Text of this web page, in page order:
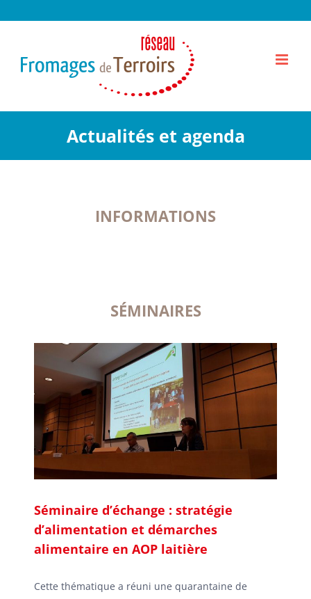
Actualités et agenda
INFORMATIONS
SÉMINAIRES
Séminaire d’échange : stratégie
d’alimentation et démarches
alimentaire en AOP laitière
Cette thématique a réuni une quarantaine de